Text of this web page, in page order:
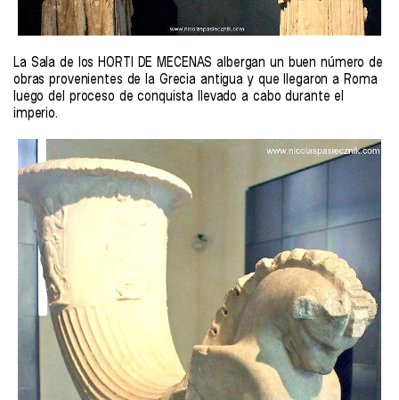
La Sala de los HORTI DE MECENAS albergan un buen número de
obras provenientes de la Grecia antigua y que llegaron a Roma
luego del proceso de conquista llevado a cabo durante el
imperio.